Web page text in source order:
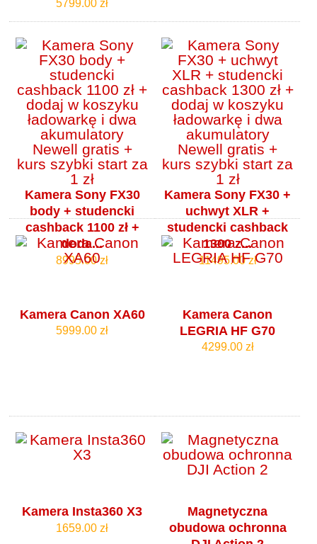
5799.00 zł
Kamera Sony FX30
body + studencki
cashback 1100 zł +
doda...
8995.00 zł
Kamera Sony FX30 +
uchwyt XLR +
studencki cashback
1300 z...
11495.00 zł
Kamera Canon XA60
5999.00 zł
Kamera Canon
LEGRIA HF G70
4299.00 zł
Kamera Insta360 X3
1659.00 zł
Magnetyczna
obudowa ochronna